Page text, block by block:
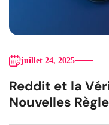
juillet 24, 2025
Reddit et la
Nouvelles